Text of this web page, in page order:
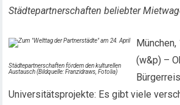
Städtepartnerschaften beliebter
Städtepartnerschaften fördern den kulturellen
Austausch (Bildquelle: Franzidraws, Fotolia)
(w&p) –
Universitätsprojekte: Es gibt viele